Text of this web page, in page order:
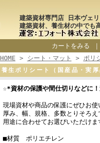
建築資材専門店 日本ヴェ
建築資材、養生材の中でも
カートをみる ｜
HOME > シート・マット > ポリ
養生ポリシート（国産品・
☆*資材の保護や間仕切りなどに
現場資材や商品の保護にぜひお使
厚み、幅、規格、多数とりそろ
用途に合わせてお選びいただけま
■材質 ポリエチレン